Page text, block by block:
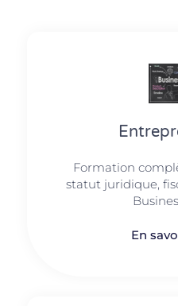
Formation
statut juridique,
En